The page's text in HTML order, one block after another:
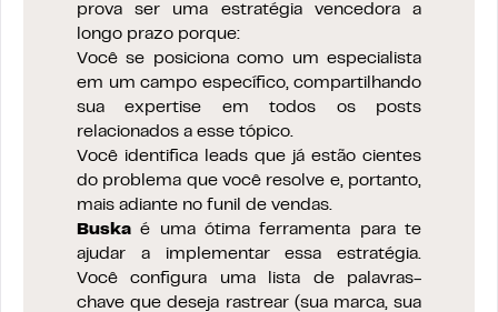
prova ser uma estratégia vencedora a
longo prazo porque:
Você se posiciona como um especialista
em um campo específico, compartilhando
sua expertise em todos os posts
relacionados a esse tópico.
Você identifica leads que já estão cientes
do problema que você resolve e, portanto,
mais adiante no funil de vendas.
Buska é uma ótima ferramenta para te
ajudar a implementar essa estratégia.
Você configura uma lista de palavras-
chave que deseja rastrear (sua marca, sua